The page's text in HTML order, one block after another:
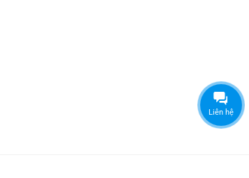
Liên hệ